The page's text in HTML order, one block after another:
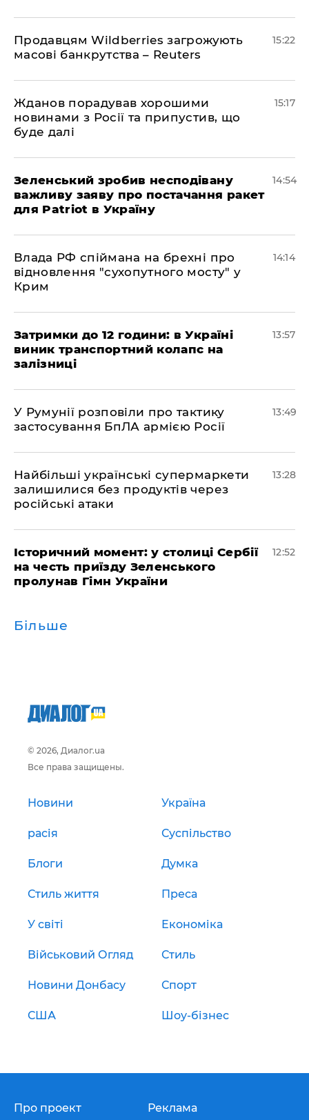
Продавцям Wildberries загрожують
масові банкрутства – Reuters
15:22
Жданов порадував хорошими
новинами з Росії та припустив, що
буде далі
15:17
Зеленський зробив несподівану
важливу заяву про постачання ракет
для Patriot в Україну
14:54
Влада РФ спіймана на брехні про
відновлення "сухопутного мосту" у
Крим
14:14
Затримки до 12 години: в Україні
виник транспортний колапс на
залізниці
13:57
У Румунії розповіли про тактику
застосування БпЛА армією Росії
13:49
Найбільші українські супермаркети
залишилися без продуктів через
російські атаки
13:28
Історичний момент: у столиці Сербії
на честь приїзду Зеленського
пролунав Гімн України
12:52
Більше
© 2026, Диалог.ua
Все права защищены.
Новини Україна
расія Суспільство
Блоги Думка
Стиль життя Преса
У світі Економіка
Військовий Огляд Стиль
Новини Донбасу Спорт
США Шоу-бізнес
Про проект Реклама